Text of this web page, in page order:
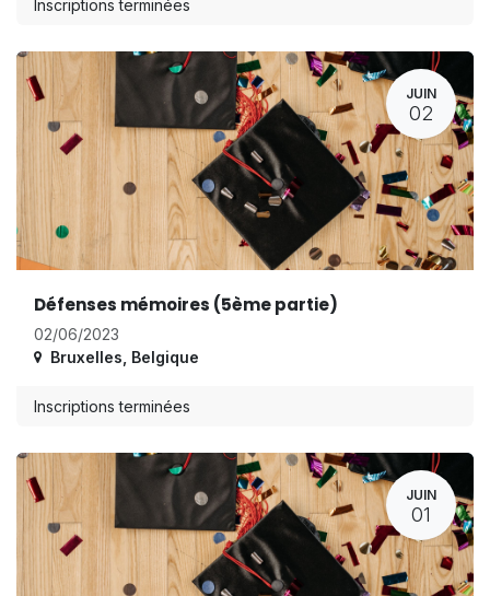
Inscriptions terminées
JUIN
02
Défenses mémoires (5ème partie)
02/06/2023
Bruxelles Belgique
Inscriptions terminées
JUIN
01